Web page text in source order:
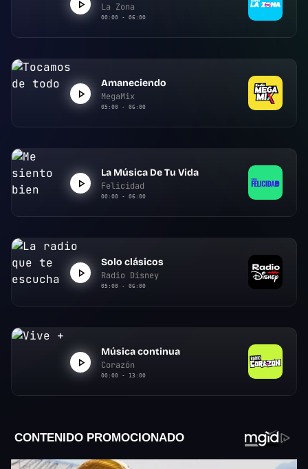
La Zona
00:00 - 06:00
Amaneciendo
MegaMix
05:00 - 06:00
La Música De Tu Vida
Felicidad
00:00 - 06:00
Solo clásicos
Radio Disney
05:00 - 06:00
Música continua
Corazón
00:00 - 13:00